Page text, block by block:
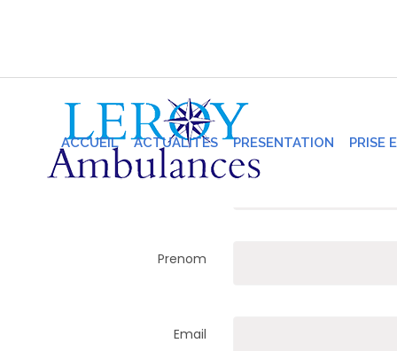
ACCUEIL ACTUALITES PRESENTATION PRISE
Inscription
Nom
Prenom
Email